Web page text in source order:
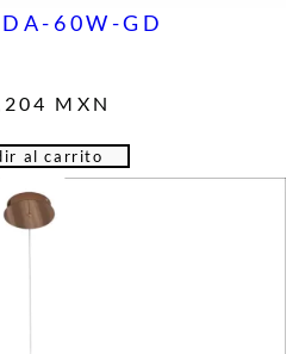
60W-GD
MXN
al carrito